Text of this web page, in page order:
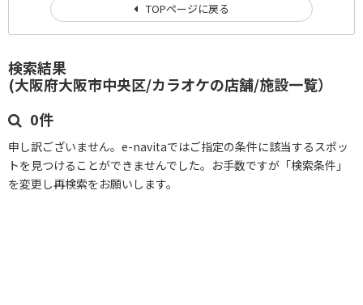
検索結果
(大阪府大阪市中央区/カラオケの店舗/施設一覧）
0件
申し訳ございません。e-navitaではご指定の条件に該当するスポッ
トを見つけることができませんでした。お手数ですが「検索条件」
を変更し再検索をお願いします。
TOPページに戻る